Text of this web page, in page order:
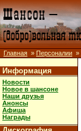
Главная » Персоналии »
Информация
Новости
Новое в шансоне
Наши друзья
Анонсы
Афиша
Награды